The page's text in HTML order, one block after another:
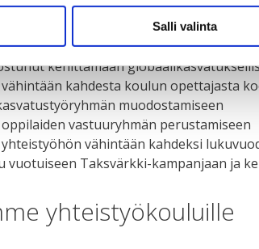
Salli valinta
että
kehittämään
kahdesta koulun opettajasta
muodostamiseen
vastuuryhmän perustamiseen
vähintään kahdeksi
vuotuiseen Taksvärkki-kampanjaan ja
yhteistyökouluille